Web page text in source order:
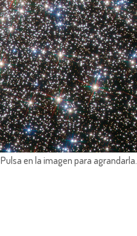
Pulsa en la imagen para agrandarla.